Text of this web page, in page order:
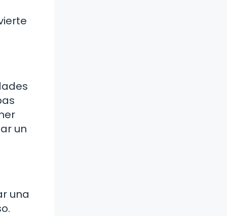
un
una